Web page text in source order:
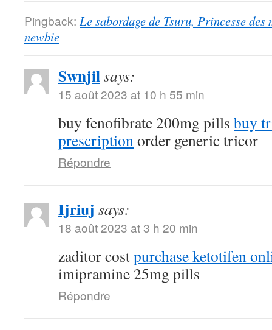
Pingback: Le sabordage de Tsuru, Princesse
newbie
Swnjilsays:
15 août 2023 at 10 h 55 min
buy fenofibrate 200mg pills buy
prescriptionorder generic tricor
Répondre
Ijriuj says:
18 août 2023 at 3 h 20 min
zaditor costpurchase ketotifen
imipramine 25mg pills
Répondre